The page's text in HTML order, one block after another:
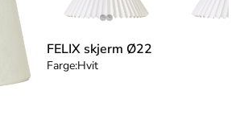
FELIX skjerm Ø22
Farge:Hvit